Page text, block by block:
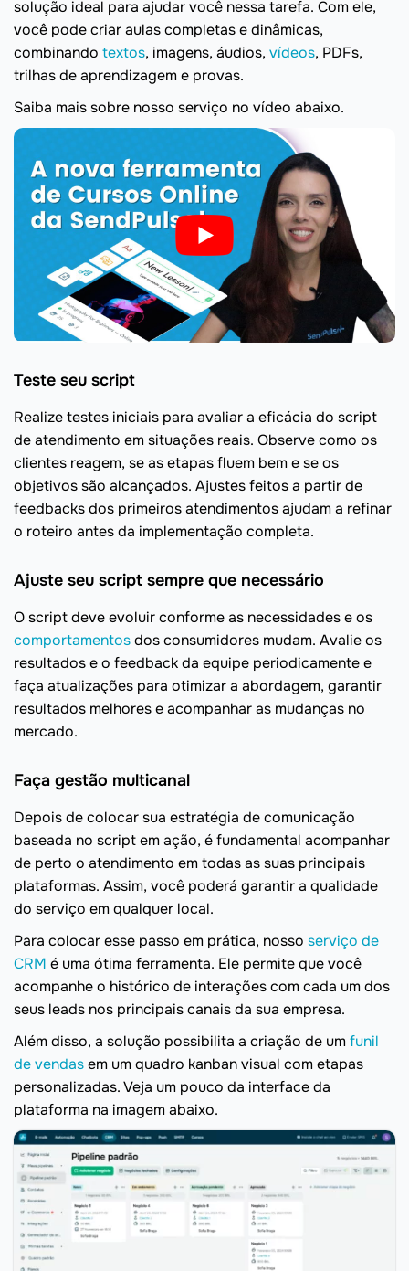
solução ideal para ajudar você nessa tarefa. Com ele,
você pode criar aulas completas e dinâmicas,
combinando textos, imagens, áudios, vídeos, PDFs,
trilhas de aprendizagem e provas.
Saiba mais sobre nosso serviço no vídeo abaixo.
Teste seu script
Realize testes iniciais para avaliar a eficácia do script
de atendimento em situações reais. Observe como os
clientes reagem, se as etapas fluem bem e se os
objetivos são alcançados. Ajustes feitos a partir de
feedbacks dos primeiros atendimentos ajudam a refinar
o roteiro antes da implementação completa.
Ajuste seu script sempre que necessário
O script deve evoluir conforme as necessidades e os
comportamentosdos consumidores mudam. Avalie os
resultados e o feedback da equipe periodicamente e
faça atualizações para otimizar a abordagem, garantir
resultados melhores e acompanhar as mudanças no
mercado.
Faça gestão multicanal
Depois de colocar sua estratégia de comunicação
baseada no script em ação, é fundamental acompanhar
de perto o atendimento em todas as suas principais
plataformas. Assim, você poderá garantir a qualidade
do serviço em qualquer local.
Para colocar esse passo em prática, nosso serviço de
CRM é uma ótima ferramenta. Ele permite que você
acompanhe o histórico de interações com cada um dos
seus leads nos principais canais da sua empresa.
Além disso, a solução possibilita a criação de umfunil
de vendasem um quadro kanban visual com etapas
personalizadas. Veja um pouco da interface da
plataforma na imagem abaixo.